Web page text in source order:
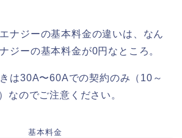
ナジーの基本料金の違いは、なん
ジーの基本料金が0円なところ。
は30A〜60Aでの契約のみ（10～
なのでご注意ください。
基本料金